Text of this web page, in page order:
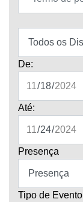
De:
Até:
Presença
Tipo de Evento